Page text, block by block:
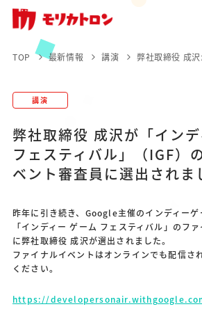
TOP 最新情報 講演 弊社取締役 成沢が「インディー ゲーム フェステ
講演
弊社取締役 成沢が「イン
フェスティバル」（IGF）
ベント審査員に選出されま
昨年に引き続き、Google主催のインディー
「インディー ゲーム フェスティバル」のフ
に弊社取締役 成沢が選出されました。
ファイナルイベントはオンラインでも配信さ
ください。
https://